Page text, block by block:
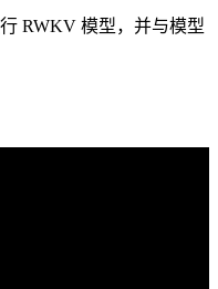
RWKV 模型，并与模型